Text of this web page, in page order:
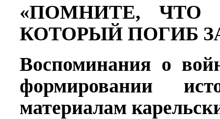
«ПОМНИТЕ, ЧТО
КОТОРЫЙ ПОГИБ
Воспоминания о
формировании
материалам